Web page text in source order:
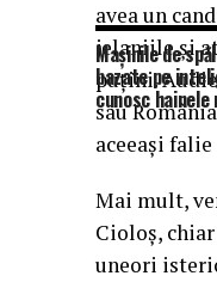
avea un
jelaniile şi
puţini.
sau
aceeaşi
Mai mult,
Cioloş,
uneori
Mașinile de
bazate pe
cunosc